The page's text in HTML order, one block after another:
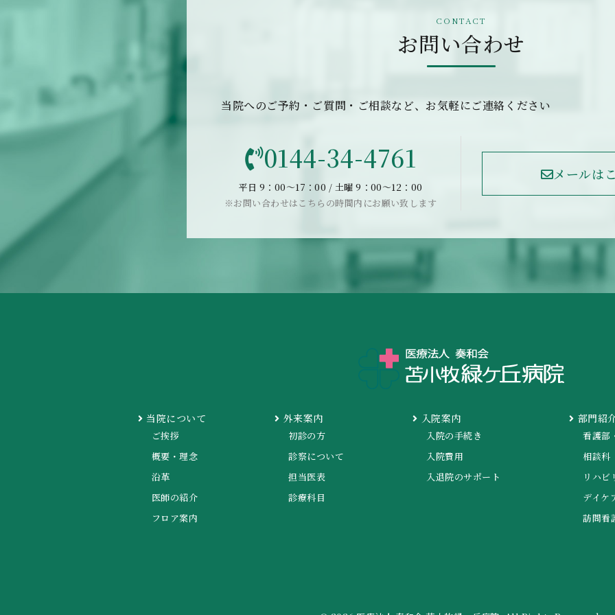
お問い合わせ
当院へのご予約・ご質問・ご相談など、お気軽にご連絡ください
0144-34-4761
平日 9：00〜17：00 / 土曜 9：00〜12：00
※お問い合わせはこちらの時間内にお願い致します
メールは
当院について
ご挨拶
概要・理念
沿革
医師の紹介
フロア案内
外来案内
初診の方
診察について
担当医表
診療科目
入院案内
入院の手続き
入院費用
入退院のサポート
部門紹
看護部
相談科
リハビ
デイケ
訪問看